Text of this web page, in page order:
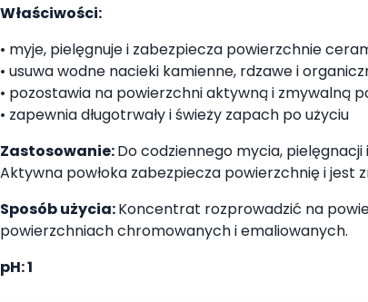
Właściwości:
• myje, pielęgnuje i zabezpiecza powierzchnie
• usuwa wodne nacieki kamienne, rdzawe i
• pozostawia na powierzchni aktywną i zmywalną
• zapewnia długotrwały i świeży zapach po użyciu
Zastosowanie:Do codziennego mycia,
Aktywna powłoka zabezpiecza powierzchnię i jest
Sposób użycia:Koncentrat rozprowadzić na
powierzchniach chromowanych i emaliowanych.
pH: 1